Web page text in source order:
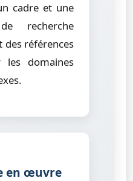
cadre et une
recherche
références
les domaines
en œuvre